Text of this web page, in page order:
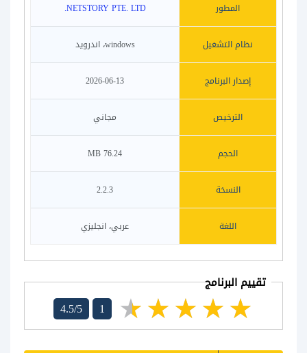
المطور NETSTORY PTE. LTD.
نظام التشغيل windows، اندرويد
إصدار البرنامج 2026-06-13
الترخيص مجاني
الحجم 76.24 MB
النسخة 2.2.3
اللغة عربي، انجليزي
تقييم البرنامج
4.5/5 1